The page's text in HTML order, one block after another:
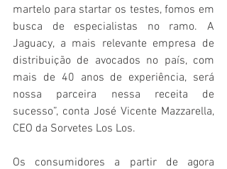
martelo para startar os testes, fomos em
busca de especialistas no ramo. A
Jaguacy, a mais relevante empresa de
distribuição de avocados no país, com
mais de 40 anos de experiência, será
nossa parceira nessa receita de
sucesso”, conta José Vicente Mazzarella,
CEO da Sorvetes Los Los.
Os consumidores a partir de agora